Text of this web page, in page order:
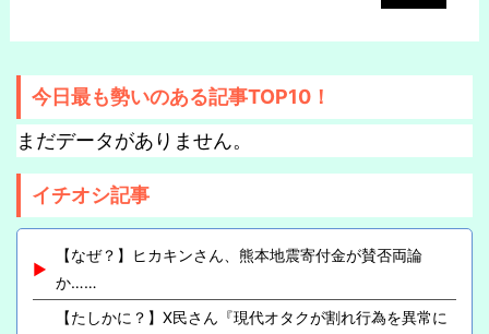
今日最も勢いのある記事TOP10！
まだデータがありません。
イチオシ記事
【なぜ？】ヒカキンさん、熊本地震寄付金が賛否両論
か……
【たしかに？】X民さん『現代オタクが割れ行為を異常に